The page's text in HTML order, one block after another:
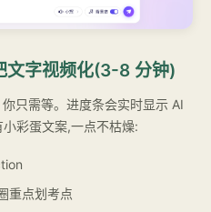
文字视频化(3-8 分钟)
只需等。进度条会实时显示 AI
彩蛋文案,一点不枯燥:
重点划考点